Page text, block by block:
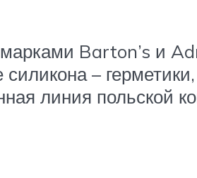
Barton’s и
–
линия польской